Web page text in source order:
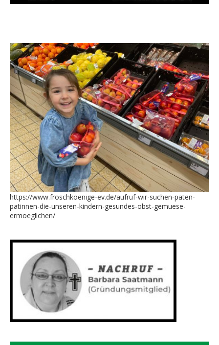
https://www.froschkoenige-ev.de/aufruf-wir-suchen-paten-
patinnen-die-unseren-kindern-gesundes-obst-gemuese-
ermoeglichen/